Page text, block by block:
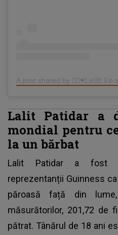
Lalit Patidar a
mondial pentru
la un bărbat
Lalit Patidar a fost
reprezentanții Guinness
păroasă față din lume
măsurătorilor, 201,72 de
pătrat. Tânărul de 18 ani